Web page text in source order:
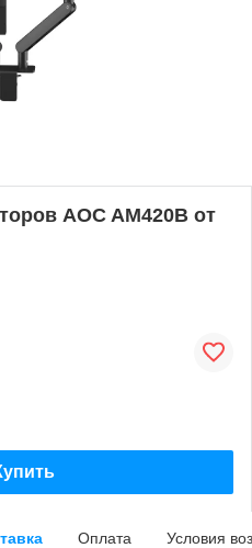
AOC AM420B от
Оплата Условия